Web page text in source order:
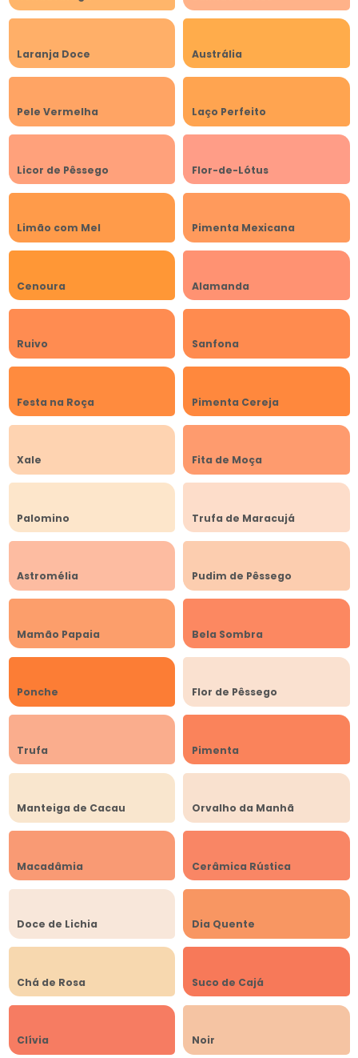
Laranja Doce Austrália
Pele Vermelha Laço Perfeito
Licor de Pêssego Flor-de-Lótus
Limão com Mel Pimenta Mexicana
Cenoura Alamanda
Ruivo Sanfona
Festa na Roça Pimenta Cereja
Xale Fita de Moça
Palomino Trufa de Maracujá
Astromélia Pudim de Pêssego
Mamão Papaia Bela Sombra
Ponche Flor de Pêssego
Trufa Pimenta
Manteiga de Cacau Orvalho da Manhã
Macadâmia Cerâmica Rústica
Doce de Lichia Dia Quente
Chá de Rosa Suco de Cajá
Clívia Noir